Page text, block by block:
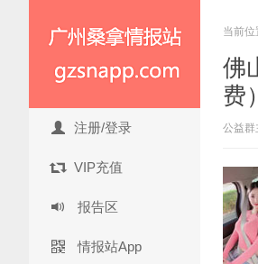
注册/登录
VIP充值
报告区
情报站App
当前位
佛
费）
公益群